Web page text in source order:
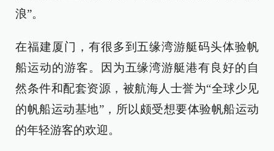
浪”。
在福建厦门，有很多到五缘湾游艇码头体验帆
船运动的游客。因为五缘湾游艇港有良好的自
然条件和配套资源，被航海人士誉为“全球少见
的帆船运动基地”，所以颇受想要体验帆船运动
的年轻游客的欢迎。